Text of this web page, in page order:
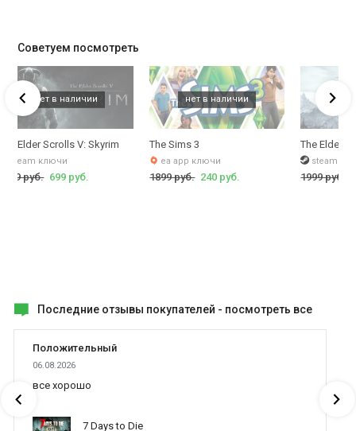
Советуем посмотреть
Elder Scrolls V: Skyrim
steam ключи
руб. 699 руб.
The Sims 3
ea app ключи
1899 руб. 240 руб.
The Elder
steam
1999 руб.
Последние отзывы покупателей - посмотреть все
Положительный
06.08.2026
все хорошо
7 Days to Die